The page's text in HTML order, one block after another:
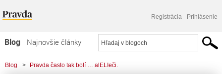
Registrácia Prihlásenie
Blog
Najnovšie články
Najčítanejšie články
Blog > Pravda často tak bolí … alELIeči.